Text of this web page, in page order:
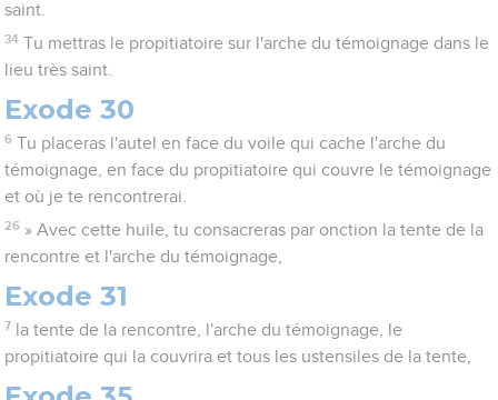
saint.
34 Tu mettras le propitiatoire sur l'arche du témoignage dans le
lieu très saint.
Exode 30
6 Tu placeras l'autel en face du voile qui cache l'arche du
témoignage, en face du propitiatoire qui couvre le témoignage
et où je te rencontrerai.
26 » Avec cette huile, tu consacreras par onction la tente de la
rencontre et l'arche du témoignage,
Exode 31
7
la tente de la rencontre, l'arche du témoignage, le
propitiatoire qui la couvrira et tous les ustensiles de la tente,